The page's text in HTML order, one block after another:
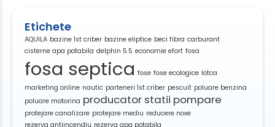
Etichete
AQUILA bazine 1st criber bazine eliptice beci fibra carburant
cisterne apa potabila delphin 5.5 economie efort fosa
fosa septica fose fose ecologice lotca
marketing online nautic parteneri 1st criber pescuit poluare benzina
poluare motorina producator statii pompare
protejare canalizare protejare mediu reducere noxe
rezerva antiincendiu rezerva apa potabila